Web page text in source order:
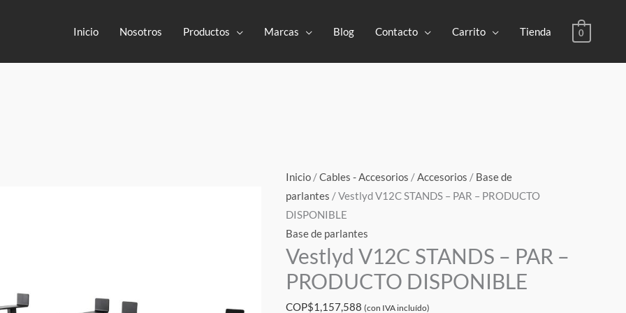
Inicio Nosotros Productos Marcas Blog Contacto Carrito Tienda 0
Inicio /Cables - Accesorios /Accesorios / Base de
parlantes / Vestlyd V12C STANDS – PAR – PRODUCTO
DISPONIBLE
Base de parlantes
Vestlyd V12C STANDS – PAR –
PRODUCTO DISPONIBLE
COP$1,157,588 (con IVA incluído)
Vestlyd
V12C
STANDS
-
PAR
PRODUCTO
DISPONIBLE